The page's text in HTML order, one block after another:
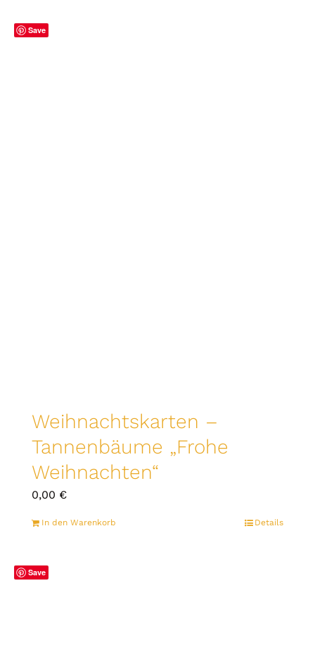
Save
Weihnachtskarten –
Tannenbäume „Frohe
Weihnachten“
0,00 €
In den Warenkorb Details
Save